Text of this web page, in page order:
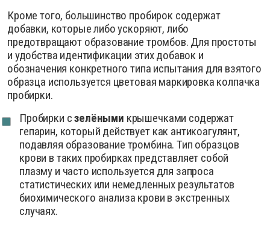
Кроме того, большинство пробирок содержат
добавки, которые либо ускоряют, либо
предотвращают образование тромбов. Для простоты
и удобства идентификации этих добавок и
обозначения конкретного типа испытания для взятого
образца используется цветовая маркировка колпачка
пробирки.
Пробирки сзелёными крышечками содержат
гепарин, который действует как антикоагулянт,
подавляя образование тромбина. Тип образцов
крови в таких пробирках представляет собой
плазму и часто используется для запроса
статистических или немедленных результатов
биохимического анализа крови в экстренных
случаях.